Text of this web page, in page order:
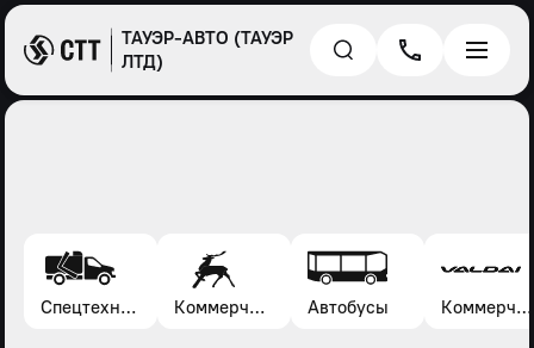
ТАУЭР-АВТО (ТАУЭР
ЛТД)
Спецтехника* Коммерческие автомобили Газель, Соболь, Газон Автобусы Коммерческие автомобили Валдай